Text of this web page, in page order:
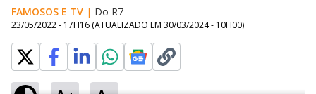
FAMOSOS E TV | Do R7
23/05/2022 - 17H16 (ATUALIZADO EM 30/03/2024 - 10H00)